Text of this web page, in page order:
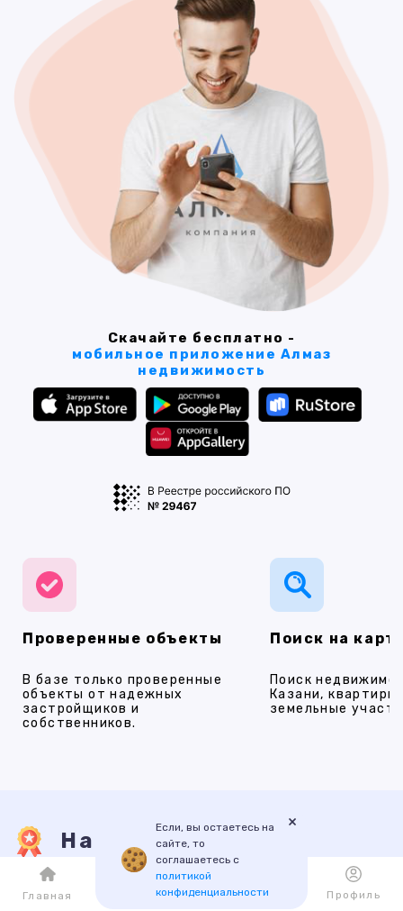
Скачайте бесплатно -
мобильное приложение Алмаз
недвижимость
Проверенные объекты
В базе только проверенные
объекты от надежных
застройщиков и
собственников.
Поиск на
Поиск
Казани,
земельные
Наши услуги
ПРОДАЖА НОВОСТРОЙКИ ИПОТЕКА
Если, вы остаетесь на
сайте, то
соглашаетесь с
политикой
конфиденциальности
×
Главная Каталог Избранное Профиль